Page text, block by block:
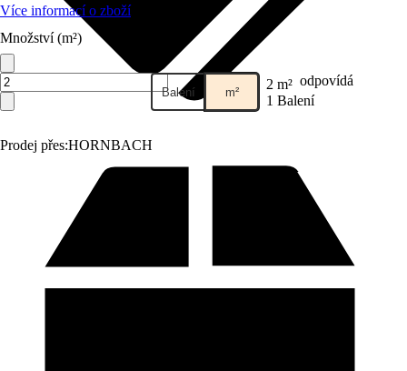
Prodej přes:HORNBACH
Více informací o zboží
Množství (m²)
Balení m² 2 m² odpovídá
1 Balení